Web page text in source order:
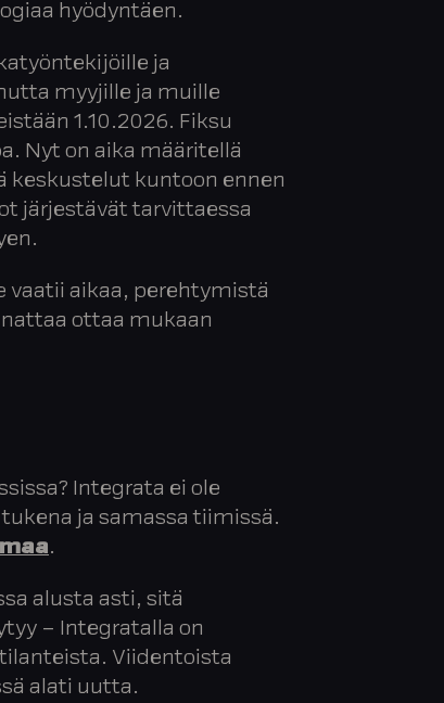
hyödyntäen.
ja
myyjille ja muille
1.10.2026. Fiksu
Nyt on aika määritellä
keskustelut kuntoon ennen
järjestävät tarvittaessa
vaatii aikaa, perehtymistä
ottaa mukaan
Integrata ei ole
ja samassa tiimissä.
.
alusta asti, sitä
– Integratalla on
Viidentoista
alati uutta.